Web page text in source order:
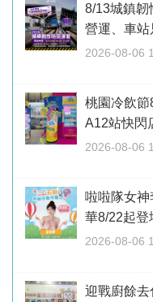
8/13城鎮
營運、車
2026-08-06
桃園冷飲
A12站快閃
2026-08-06
啦啦隊女
華8/22起登
2026-08-06
迎戰廚餘